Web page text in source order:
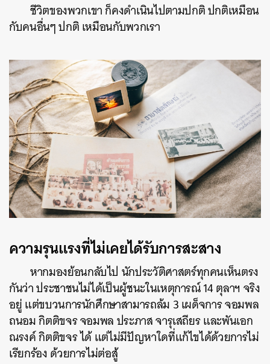
ชีวิตของพวกเขา ก็คงดำเนินไปตามปกติ ปกติเหมือน
กับคนอื่นๆ ปกติ เหมือนกับพวกเรา
ความรุนแรงที่ไม่เคยได้รับการสะสาง
หากมองย้อนกลับไป นักประวัติศาสตร์ทุกคนเห็นตรง
กันว่า ประชาชนไม่ได้เป็นผู้ชนะในเหตุการณ์ 14 ตุลาฯ จริง
อยู่ แต่ขบวนการนักศึกษาสามารถล้ม 3 เผด็จการ จอมพล
ถนอม กิตติขจร จอมพล ประภาส จารุเสถียร และพันเอก
ณรงค์ กิตติขจร ได้ แต่ไม่มีปัญหาใดที่แก้ไขได้ด้วยการไม่
เรียกร้อง ด้วยการไม่ต่อสู้